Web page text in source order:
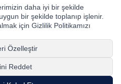
trademarks of or licensed to The Goodyear
license by Basbug Group Company,
Tire & Rubber Company.
daha iyi bir şekilde
bir şekilde toplanıp işlenir.
için Gizlilik Politikamızı
Özelleştir
Reddet